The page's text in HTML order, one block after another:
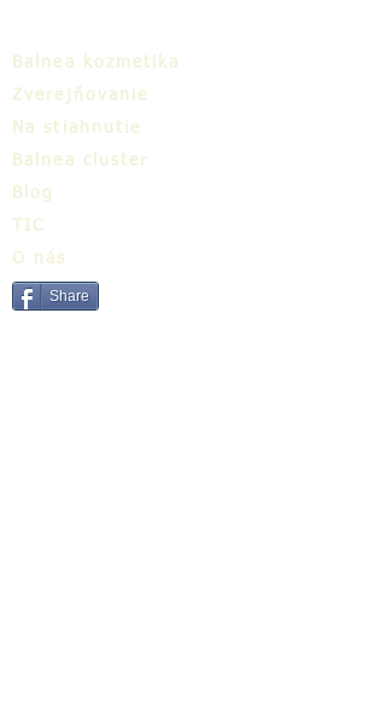
Balnea kozmetika
Zverejňovanie
Na stiahnutie
Balnea cluster
Blog
TIC
O nás
Share